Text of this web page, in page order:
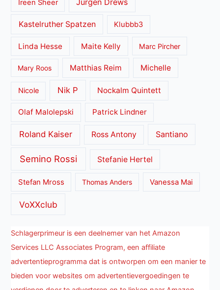
Ireen Sheer
Kastelruther Spatzen Klubbb3
Linda Hesse Maite Kelly Marc Pircher
Mary Roos Matthias Reim Michelle
Nicole Nik P Nockalm Quintett
Olaf Malolepski Patrick Lindner
Roland Kaiser Ross Antony Santiano
Semino Rossi Stefanie Hertel
Stefan Mross Thomas Anders Vanessa Mai
VoXXclub
Schlagerprimeur is een deelnemer van het Amazon
Services LLC Associates Program, een affiliate
advertentieprogramma dat is ontworpen om een manier te
bieden voor websites om advertentievergoedingen te